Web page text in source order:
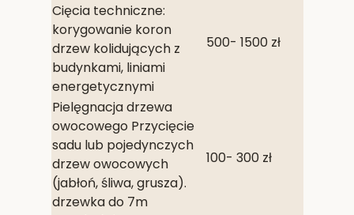
Cięcia techniczne:
korygowanie koron
drzew kolidujących z
budynkami, liniami
energetycznymi
500- 1500 zł
Pielęgnacja drzewa
owocowego Przycięcie
sadu lub pojedynczych
drzew owocowych
(jabłoń, śliwa, grusza).
drzewka do 7m
100- 300 zł